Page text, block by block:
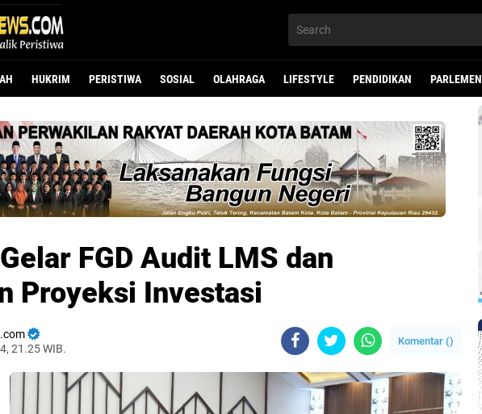
HUKRIM PERISTIWA SOSIAL OLAHRAGA LIFESTYLE PENDIDIKAN PARLEMEN
FGD Audit LMS dan
Proyeksi Investasi
21.25 WIB.
Komentar ()